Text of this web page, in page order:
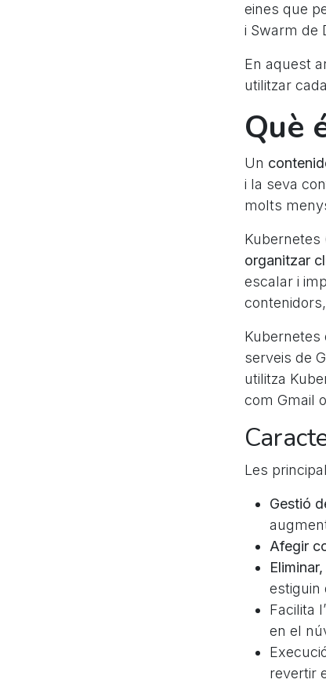
eines que
i Swarm de
En aquest
utilitzar
Què
Un
i la seva
molts
Kubernetes
organitzar
escalar i
Kubernetes
serveis de
utilitza
com Gmail
Les
Gestió
Afegir
estiguin
Facilita l’
en el
revertir